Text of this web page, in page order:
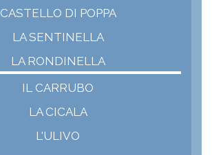
CASTELLO DI POPPA
LA SENTINELLA
LA RONDINELLA
IL CARRUBO
LA CICALA
L'ULIVO